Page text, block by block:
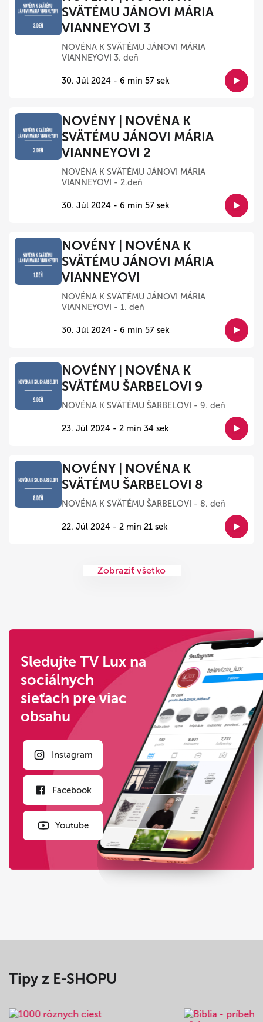
SVÄTÉMU JÁNOVI MÁRIA
VIANNEYOVI 3
NOVÉNA K SVÄTÉMU JÁNOVI MÁRIA
VIANNEYOVI 3. deň
30. Júl 2024 - 6 min 57 sek
NOVÉNY | NOVÉNA K
SVÄTÉMU JÁNOVI MÁRIA
VIANNEYOVI 2
NOVÉNA K SVÄTÉMU JÁNOVI MÁRIA
VIANNEYOVI - 2.deň
30. Júl 2024 - 6 min 57 sek
NOVÉNY | NOVÉNA K
SVÄTÉMU JÁNOVI MÁRIA
VIANNEYOVI
NOVÉNA K SVÄTÉMU JÁNOVI MÁRIA
VIANNEYOVI - 1. deň
30. Júl 2024 - 6 min 57 sek
NOVÉNY | NOVÉNA K
SVÄTÉMU ŠARBELOVI 9
NOVÉNA K SVÄTÉMU ŠARBELOVI - 9. deň
23. Júl 2024 - 2 min 34 sek
NOVÉNY | NOVÉNA K
SVÄTÉMU ŠARBELOVI 8
NOVÉNA K SVÄTÉMU ŠARBELOVI - 8. deň
22. Júl 2024 - 2 min 21 sek
Zobraziť všetko
Sledujte TV Lux na
sociálnych
sieťach pre viac
obsahu
Instagram
Facebook
Youtube
Tipy z E-SHOPU